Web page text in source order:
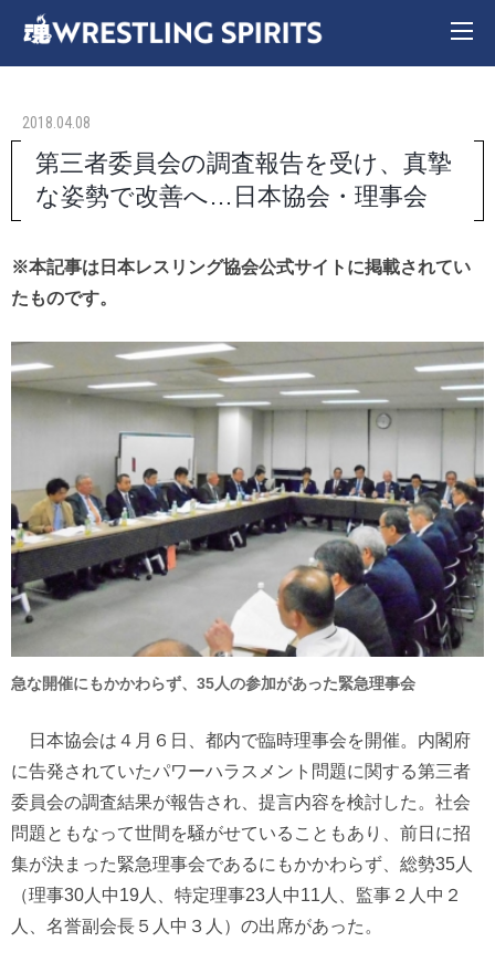
2018.04.08
第三者委員会の調査報告を受け、真摯
な姿勢で改善へ…日本協会・理事会
※本記事は日本レスリング協会公式サイトに掲載されてい
たものです。
急な開催にもかかわらず、35人の参加があった緊急理事会
日本協会は４月６日、都内で臨時理事会を開催。内閣府
に告発されていたパワーハラスメント問題に関する第三者
委員会の調査結果が報告され、提言内容を検討した。社会
問題ともなって世間を騒がせていることもあり、前日に招
集が決まった緊急理事会であるにもかかわらず、総勢35人
（理事30人中19人、特定理事23人中11人、監事２人中２
人、名誉副会長５人中３人）の出席があった。